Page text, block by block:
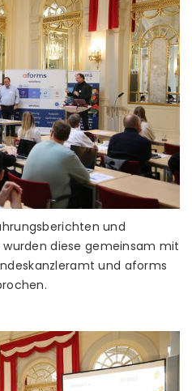
und
diese gemeinsam mit
und aforms